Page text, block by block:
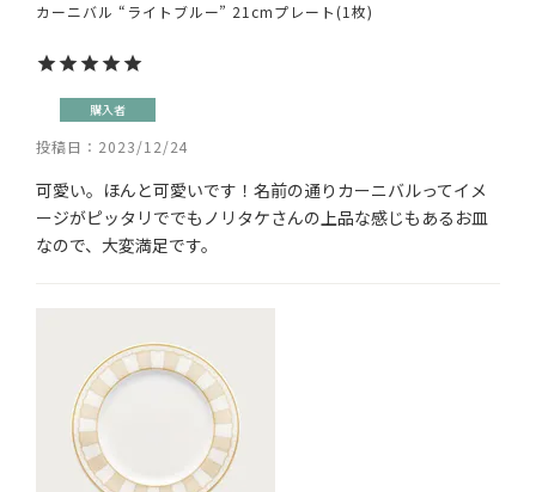
カーニバル “ライトブルー” 21cmプレート(1枚)
購入者
投稿日 2023/12/24
可愛い。ほんと可愛いです！名前の通りカーニバルってイメ
ージがピッタリででもノリタケさんの上品な感じもあるお皿
なので、大変満足です。